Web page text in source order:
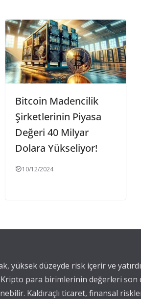
Bitcoin Madencilik
Şirketlerinin Piyasa
Değeri 40 Milyar
Dolara Yükseliyor!
10/12/2024
düzeyde risk içerir ve
Kripto para birimlerinin değerleri
Kaldıraçlı ticaret, finansal